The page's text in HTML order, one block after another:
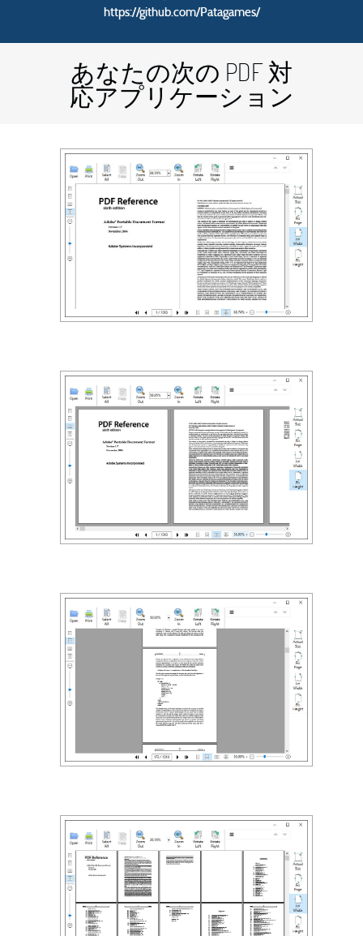
https://github.com/Patagames/
あなたの次の PDF 対
応アプリケーション